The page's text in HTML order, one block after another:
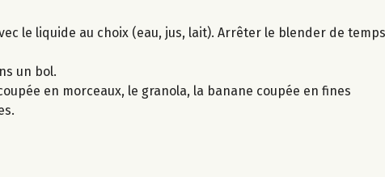
le liquide au choix (eau, jus, lait). Arrêter le blender de
un bol.
en morceaux, le granola, la banane coupée en fines